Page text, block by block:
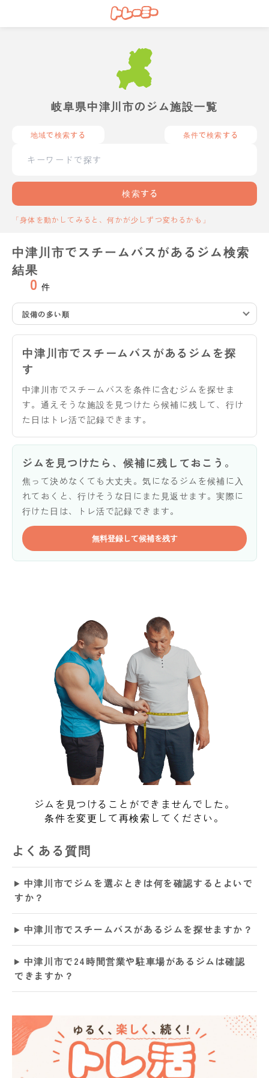
岐阜県中津川市のジム施設一覧
地域で検索する 条件で検索する
検索する
「身体を動かしてみると、何かが少しずつ変わるかも」
中津川市でスチームバスがあるジム検索
結果
0 件
設備の多い順
中津川市でスチームバスがあるジムを探
す
中津川市でスチームバスを条件に含むジムを探せま
す。通えそうな施設を見つけたら候補に残して、行け
た日はトレ活で記録できます。
ジムを見つけたら、候補に残しておこう。
焦って決めなくても大丈夫。気になるジムを候補に入
れておくと、行けそうな日にまた見返せます。実際に
行けた日は、トレ活で記録できます。
無料登録して候補を残す
ジムを見つけることができませんでした。
条件を変更して再検索してください。
よくある質問
中津川市でジムを選ぶときは何を確認するとよいで
すか？
中津川市でスチームバスがあるジムを探せますか？
中津川市で24時間営業や駐車場があるジムは確認
できますか？